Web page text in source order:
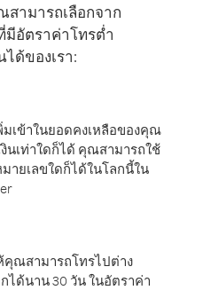
สามารถเลือกจาก
มีอัตราค่าโทรต่ำ
ด้ของเรา:
มเข้าในยอดคงเหลือของคุณ
นเท่าใดก็ได้ คุณสามารถใช้
ายเลขใดก็ได้ในโลกนี้ใน
คุณสามารถโทรไปต่าง
ได้นาน 30 วัน ในอัตราค่า